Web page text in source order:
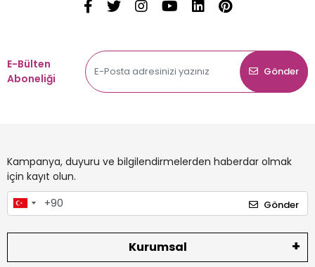
E-Bülten
Aboneliği
Gönder
Kampanya, duyuru ve bilgilendirmelerden haberdar olmak
için kayıt olun.
Gönder
Kurumsal